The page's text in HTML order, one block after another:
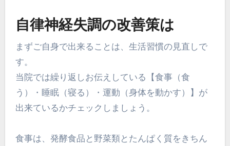
自律神経失調の改善策は
まずご自身で出来ることは、生活習慣の見直しで
す。
当院では繰り返しお伝えしている【食事（食
う）・睡眠（寝る）・運動（身体を動かす）】が
出来ているかチェックしましょう。
食事は、発酵食品と野菜類とたんぱく質をきちん